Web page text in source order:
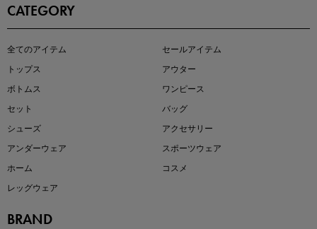
近日販売のアイテムを先見せ
CATEGORY
全てのアイテム
セールアイテム
トップス
アウター
ボトムス
ワンピース
セット
バッグ
シューズ
アクセサリー
アンダーウェア
スポーツウェア
ホーム
コスメ
レッグウェア
BRAND